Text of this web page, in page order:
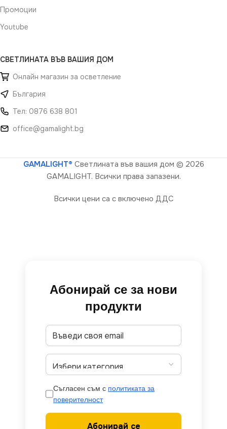
Промоции
Youtube
СВЕТЛИНАТА ВЪВ ВАШИЯ ДОМ
Онлайн магазин за осветление
България
Тел: 0876 638 801
office@gamalight.bg
GAMALIGHT® Светлината във вашия дом © 2026
GAMALIGHT. Всички права запазени.
Всички цени са с включено ДДС
Абонирай се за нови
продукти
Съгласен съм с политиката за
поверителност
Абонирай се